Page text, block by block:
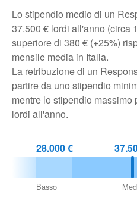
Area
Aziende
Lo stipendio medio di un
37.500 € lordi all'anno (circa
superiore di 380 € (+25%)
mensile media in Italia.
La retribuzione di un
partire da uno stipendio
mentre lo stipendio massimo
lordi all'anno.
28.000 €
Basso